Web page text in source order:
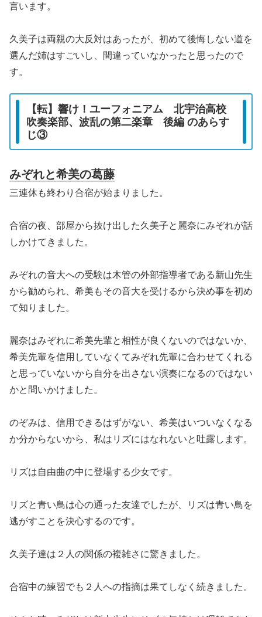
言います。
久美子は両親の大反対はあったが、初めて後悔しない道を
選んだ姉はすごいし、間違っていなかったと思ったので
す。
【転】響け！ユーフォニアム 北宇治高校
吹奏楽部、波乱の第二楽章 後編 のあらす
じ③
みぞれと希美の葛藤
三連休も終わり合宿が始まりました。
合宿の夜、部屋から抜け出した久美子と麗奈にみぞれが話
しかけてきました。
みぞれの音大への受験は木管の外部指導者である新山先生
から勧められ、希美もその音大を受けるから決め事を初め
て知りました。
麗奈はみぞれに希美先輩と相性が良くないのではないか、
希美先輩を信用していなくてみぞれ先輩に合わせてくれる
と思っていないから自分を出さない演奏になるのではない
かと問いかけました。
のぞみは、信用できるはずがない、希美はいついなくなる
か分からないから、私はリズにはなれないと吐露します。
リズは自由曲の中に登場する少女です。
リズと青い鳥は心の通った友達でしたが、リズは青い鳥を
逃がすことを決心するのです。
久美子達は２人の関係の複雑さに驚きました。
合宿中の練習でも２人への指摘は果てしなく続きました。